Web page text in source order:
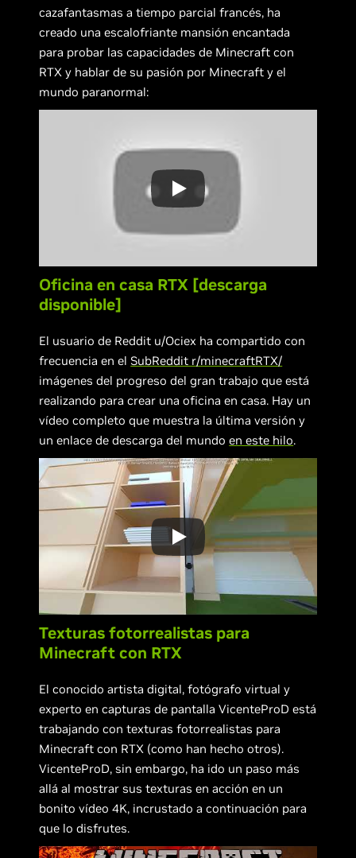
cazafantasmas a tiempo parcial francés, ha
creado una escalofriante mansión encantada
para probar las capacidades de Minecraft con
RTX y hablar de su pasión por Minecraft y el
mundo paranormal:
Oficina en casa RTX [descarga
disponible]
El usuario de Reddit u/Ociex ha compartido con
frecuencia en el SubReddit r/minecraftRTX/
imágenes del progreso del gran trabajo que está
realizando para crear una oficina en casa. Hay un
vídeo completo que muestra la última versión y
un enlace de descarga del mundoen este hilo.
Texturas fotorrealistas para
Minecraft con RTX
El conocido artista digital, fotógrafo virtual y
experto en capturas de pantalla VicenteProD está
trabajando con texturas fotorrealistas para
Minecraft con RTX (como han hecho otros).
VicenteProD, sin embargo, ha ido un paso más
allá al mostrar sus texturas en acción en un
bonito vídeo 4K, incrustado a continuación para
que lo disfrutes.